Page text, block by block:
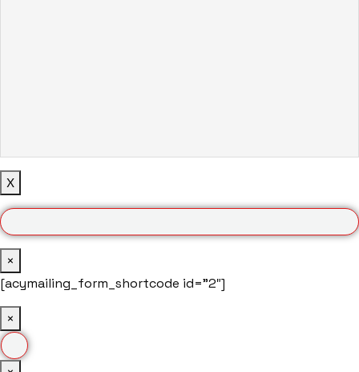
X
×
[acymailing_form_shortcode id=”2″]
×